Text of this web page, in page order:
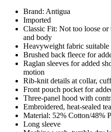
Brand: Antigua
Imported
Classic Fit: Not too loose or
and body
Heavyweight fabric suitable
Brushed back fleece for
Raglan sleeves for added
motion
Rib-knit details at collar,
Front pouch pocket for
Three-panel hood with
Embroidered, heat-sealed
Material: 52% Cotton/48%
Long sleeve